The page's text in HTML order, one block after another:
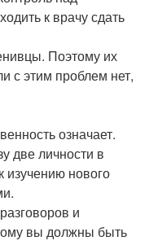
к врачу сдать
Поэтому их
с этим проблем нет,
означает.
две личности в
изучению нового
и
вы должны быть